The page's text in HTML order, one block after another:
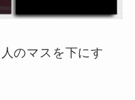
のマスを下にす